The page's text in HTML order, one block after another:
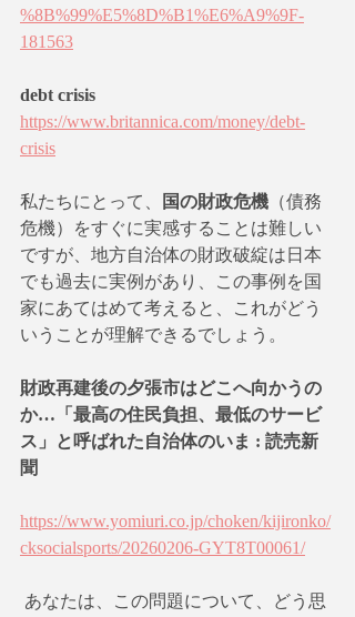
%8B%99%E5%8D%B1%E6%A9%9F-
181563
debt crisis
https://www.britannica.com/money/debt-
crisis
私たちにとって、 国の財政危機 （債務
危機）をすぐに実感することは難しい
ですが、地方自治体の財政破綻は日本
でも過去に実例があり、この事例を国
家にあてはめて考えると、これがどう
いうことが理解できるでしょう。
財政再建後の夕張市はどこへ向かうの
か…「最高の住民負担、最低のサービ
ス」と呼ばれた自治体のいま : 読売新
聞
https://www.yomiuri.co.jp/choken/kijironko/
cksocialsports/20260206-GYT8T00061/
あなたは、この問題について、どう思